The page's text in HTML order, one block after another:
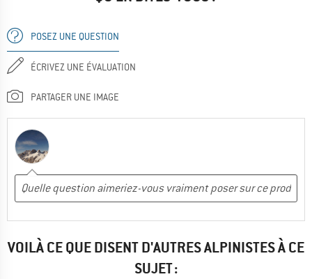
POSEZ UNE QUESTION
ÉCRIVEZ UNE ÉVALUATION
PARTAGER UNE IMAGE
VOILÀ CE QUE DISENT D'AUTRES ALPINISTES À CE
SUJET :